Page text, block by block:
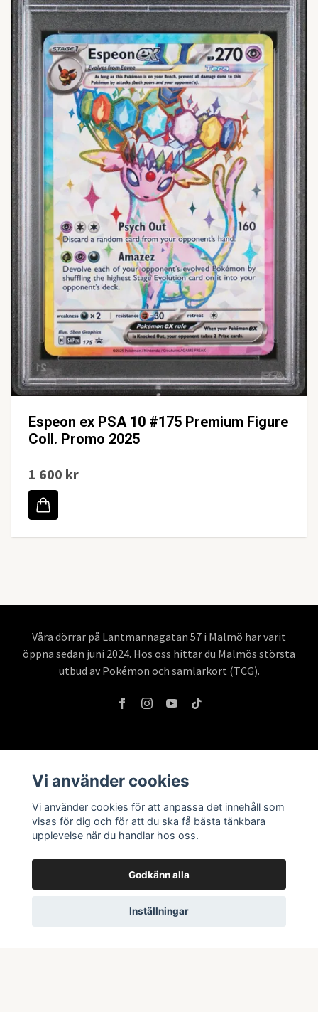
Espeon ex PSA 10 #175 Premium Figure
Coll. Promo 2025
1 600 kr
Våra dörrar på Lantmannagatan 57 i Malmö har varit
öppna sedan juni 2024. Hos oss hittar du Malmös största
utbud av Pokémon och samlarkort (TCG).
Kontakta oss
Köpvillkor
Prenumerera på vårt nyhetsbrev
Vi använder cookies
Vi använder cookies för att anpassa det innehåll som
visas för dig och för att du ska få bästa tänkbara
upplevelse när du handlar hos oss.
Godkänn alla
Inställningar